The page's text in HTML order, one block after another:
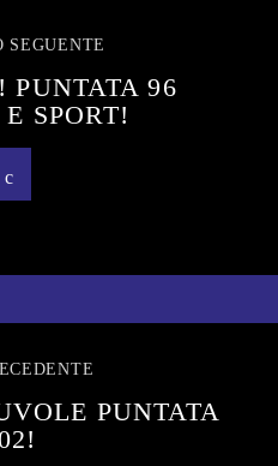
SEGUENTE
PUNTATA 96
SPORT!
PUNTATA